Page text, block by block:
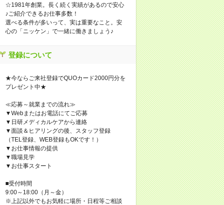
☆1981年創業。長く続く実績があるので安心
♪ご紹介できるお仕事多数！
選べる条件が多いって、実は重要なこと。安
心の「ニッケン」で一緒に働きましょう♪
登録について
★今ならご来社登録でQUOカード2000円分を
プレゼント中★
≪応募～就業までの流れ≫
▼Webまたはお電話にてご応募
▼日研メディカルケアから連絡
▼面談＆ヒアリングの後、スタッフ登録
（TEL登録、WEB登録もOKです！）
▼お仕事情報の提供
▼職場見学
▼お仕事スタート
■受付時間
9:00～18:00（月～金）
※上記以外でもお気軽に場所・日程等ご相談